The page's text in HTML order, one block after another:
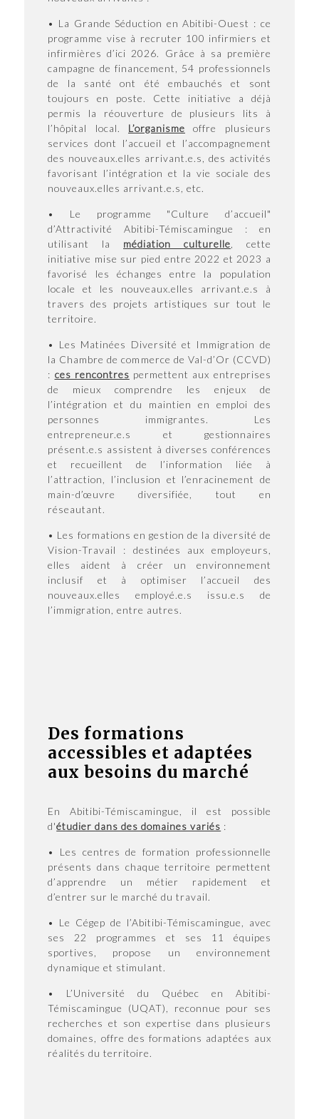
• La Grande Séduction en Abitibi-Ouest : ce
programme vise à recruter 100 infirmiers et
infirmières d’ici 2026. Grâce à sa première
campagne de financement, 54 professionnels
de la santé ont été embauchés et sont
toujours en poste. Cette initiative a déjà
permis la réouverture de plusieurs lits à
l’hôpital local. L’organisme offre plusieurs
services dont l’accueil et l’accompagnement
des nouveaux.elles arrivant.e.s, des activités
favorisant l’intégration et la vie sociale des
nouveaux.elles arrivant.e.s, etc.
• Le programme "Culture d’accueil"
d’Attractivité Abitibi-Témiscamingue : en
utilisant la médiation culturelle , cette
initiative mise sur pied entre 2022 et 2023 a
favorisé les échanges entre la population
locale et les nouveaux.elles arrivant.e.s à
travers des projets artistiques sur tout le
territoire.
• Les Matinées Diversité et Immigration de
la Chambre de commerce de Val-d’Or (CCVD)
: ces rencontres permettent aux entreprises
de mieux comprendre les enjeux de
l’intégration et du maintien en emploi des
personnes immigrantes. Les
entrepreneur.e.s et gestionnaires
présent.e.s assistent à diverses conférences
et recueillent de l’information liée à
l’attraction, l’inclusion et l’enracinement de
main-d’œuvre diversifiée, tout en
réseautant.
• Les formations en gestion de la diversité de
Vision-Travail : destinées aux employeurs,
elles aident à créer un environnement
inclusif et à optimiser l’accueil des
nouveaux.elles employé.e.s issu.e.s de
l’immigration, entre autres.
Des formations
accessibles et adaptées
aux besoins du marché
En Abitibi-Témiscamingue, il est possible
d'étudier dans des domaines variés :
• Les centres de formation professionnelle
présents dans chaque territoire permettent
d’apprendre un métier rapidement et
d’entrer sur le marché du travail.
• Le Cégep de l’Abitibi-Témiscamingue, avec
ses 22 programmes et ses 11 équipes
sportives, propose un environnement
dynamique et stimulant.
• L’Université du Québec en Abitibi-
Témiscamingue (UQAT), reconnue pour ses
recherches et son expertise dans plusieurs
domaines, offre des formations adaptées aux
réalités du territoire.